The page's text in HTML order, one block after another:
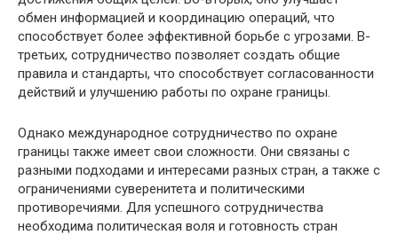
обмен информацией и координацию операций, что
способствует более эффективной борьбе с угрозами. В-
третьих, сотрудничество позволяет создать общие
правила и стандарты, что способствует согласованности
действий и улучшению работы по охране границы.
Однако международное сотрудничество по охране
границы также имеет свои сложности. Они связаны с
разными подходами и интересами разных стран, а также с
ограничениями суверенитета и политическими
противоречиями. Для успешного сотрудничества
необходима политическая воля и готовность стран